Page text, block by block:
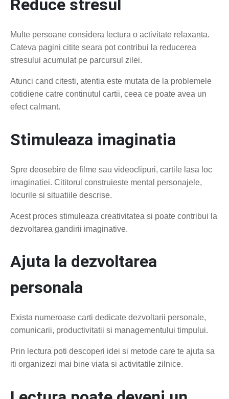
Reduce stresul
Multe persoane considera lectura o activitate relaxanta.
Cateva pagini citite seara pot contribui la reducerea
stresului acumulat pe parcursul zilei.
Atunci cand citesti, atentia este mutata de la problemele
cotidiene catre continutul cartii, ceea ce poate avea un
efect calmant.
Stimuleaza imaginatia
Spre deosebire de filme sau videoclipuri, cartile lasa loc
imaginatiei. Cititorul construieste mental personajele,
locurile si situatiile descrise.
Acest proces stimuleaza creativitatea si poate contribui la
dezvoltarea gandirii imaginative.
Ajuta la dezvoltarea
personala
Exista numeroase carti dedicate dezvoltarii personale,
comunicarii, productivitatii si managementului timpului.
Prin lectura poti descoperi idei si metode care te ajuta sa
iti organizezi mai bine viata si activitatile zilnice.